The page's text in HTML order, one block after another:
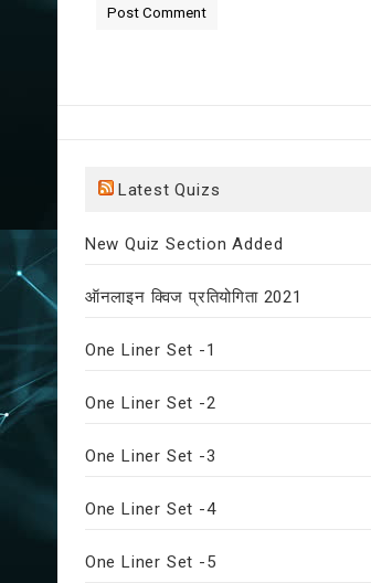
Latest Quizs
New Quiz Section Added
ऑनलाइन क्विज प्रतियोगिता 2021
One Liner Set -1
One Liner Set -2
One Liner Set -3
One Liner Set -4
One Liner Set -5